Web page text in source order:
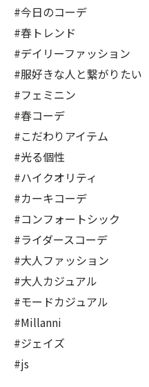
#今日のコーデ
#春トレンド
#デイリーファッション
#服好きな人と繋がりたい
#フェミニン
#春コーデ
#こだわりアイテム
#光る個性
#ハイクオリティ
#カーキコーデ
#コンフォートシック
#ライダースコーデ
#大人ファッション
#大人カジュアル
#モードカジュアル
#Millanni
#ジェイズ
#js